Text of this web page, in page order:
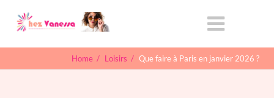
Home / Loisirs / Que faire à Paris en janvier 2026 ?